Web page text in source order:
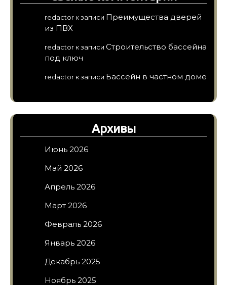
redactor к записи Преимущества дверей
из ПВХ
redactor к записи Строительство бассейна
под ключ
redactor к записи Бассейн в частном доме
Архивы
Июнь 2026
Май 2026
Апрель 2026
Март 2026
Февраль 2026
Январь 2026
Декабрь 2025
Ноябрь 2025